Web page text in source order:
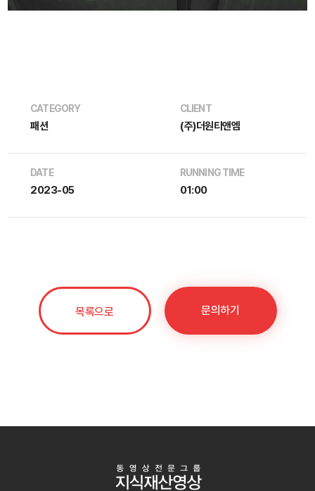
CATEGORY
패션
CLIENT
(주)더원티앤엠
DATE
2023-05
RUNNING TIME
01:00
목록으로 문의하기